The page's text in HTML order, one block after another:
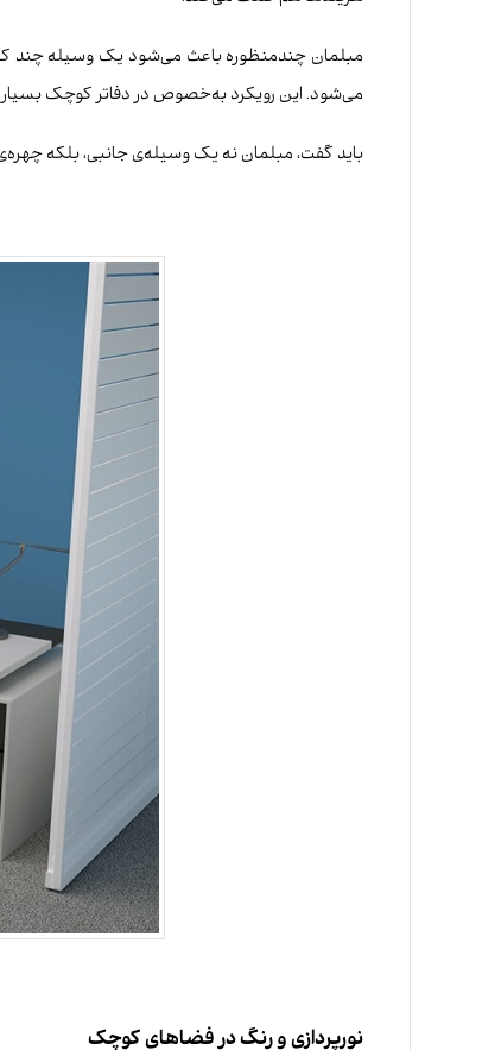
مبلمان چندمنظوره باعث می‌شود یک وسیله چند
می‌شود. این رویکرد به‌خصوص در دفاتر کوچک بسیار
باید گفت، مبلمان نه یک وسیله‌ی جانبی، بلکه
نورپردازی و رنگ در فضاهای کوچک